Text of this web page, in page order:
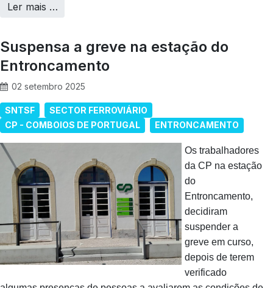
Ler mais …
Suspensa a greve na estação do
Entroncamento
02 setembro 2025
SNTSF
SECTOR FERROVIÁRIO
CP - COMBOIOS DE PORTUGAL
ENTRONCAMENTO
Os trabalhadores
da CP na estação
do
Entroncamento,
decidiram
suspender a
greve em curso,
depois de terem
verificado